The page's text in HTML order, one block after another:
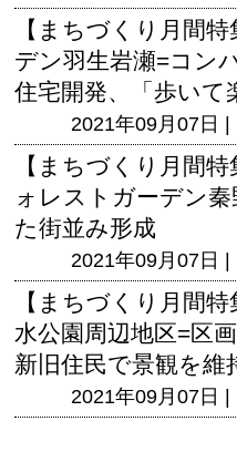
【まちづくり月間
デン羽生岩瀬=コン
住宅開発、「歩いて
2021年09月07日 |
【まちづくり月間
ォレストガーデン
た街並み形成
2021年09月07日 |
【まちづくり月間
水公園周辺地区=区
新旧住民で景観を維
2021年09月07日 |